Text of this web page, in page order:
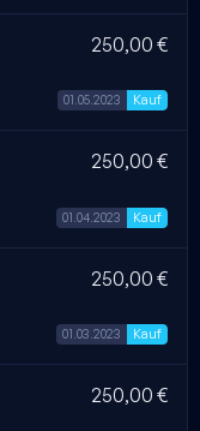
250,00 €
01.05.2023 Kauf
250,00 €
01.04.2023 Kauf
250,00 €
01.03.2023 Kauf
250,00 €